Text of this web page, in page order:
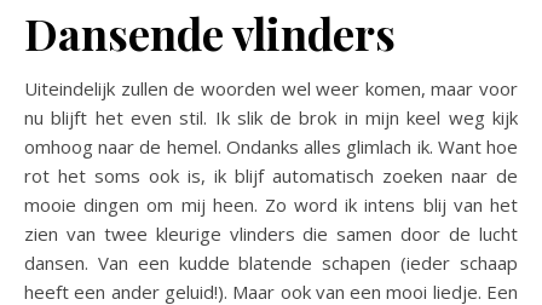
Dansende vlinders
Uiteindelijk zullen de woorden wel weer komen, maar voor
nu blijft het even stil. Ik slik de brok in mijn keel weg kijk
omhoog naar de hemel. Ondanks alles glimlach ik. Want hoe
rot het soms ook is, ik blijf automatisch zoeken naar de
mooie dingen om mij heen. Zo word ik intens blij van het
zien van twee kleurige vlinders die samen door de lucht
dansen. Van een kudde blatende schapen (ieder schaap
heeft een ander geluid!). Maar ook van een mooi liedje. Een